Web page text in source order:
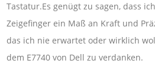
Tastatur.Es genügt zu sagen, dass
Zeigefinger ein Maß an Kraft und
das ich nie erwartet oder wirklich
dem E7740 von Dell zu verdanken.